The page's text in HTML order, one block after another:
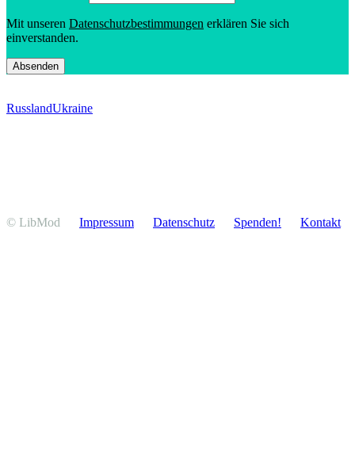
Mit unseren Daten­schutz­be­stim­mungen erklären Sie sich
einverstanden.
RusslandUkraine
© LibMod Impressum Daten­schutz Spenden! Kontakt